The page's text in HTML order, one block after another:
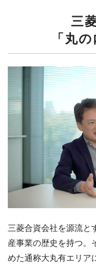
三
「丸
三菱合資会社を源流と
産事業の歴史を持つ。
めた通称大丸有エリア